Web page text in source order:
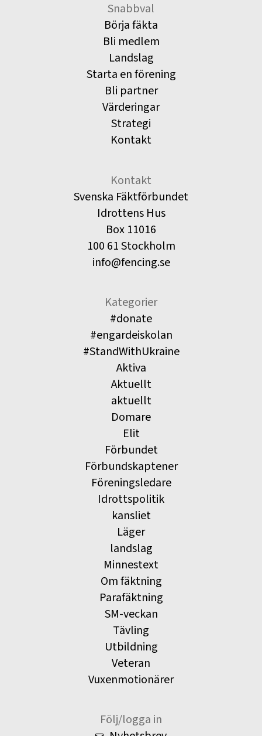
Snabbval
Börja fäkta
Bli medlem
Landslag
Starta en förening
Bli partner
Värderingar
Strategi
Kontakt
Kontakt
Svenska Fäktförbundet
Idrottens Hus
Box 11016
100 61 Stockholm
info@fencing.se
Kategorier
#donate
#engardeiskolan
#StandWithUkraine
Aktiva
Aktuellt
aktuellt
Domare
Elit
Förbundet
Förbundskaptener
Föreningsledare
Idrottspolitik
kansliet
Läger
landslag
Minnestext
Om fäktning
Parafäktning
SM-veckan
Tävling
Utbildning
Veteran
Vuxenmotionärer
Följ/logga in